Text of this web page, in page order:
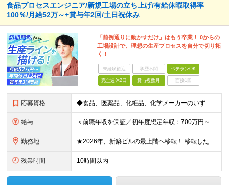
食品プロセスエンジニア/新規工場の立ち上げ/有給休暇取得率
100％/月給52万～+賞与年2回/土日祝休み
「前例通りに動かすだけ」はもう卒業！ 0からの
工場設計で、理想の生産プロセスを自分で切り拓
く！
未経験歓迎 学歴不問 ベテランOK
完全週休2日 賞与複数月 面接1回
応募資格 ◆食品、医薬品、化粧品、化学メーカーのいずれかで、生産技術、プロセス開発の経験(3年以上) ◆高専卒・理系大卒以上 ■□こんな方を歓迎します■□ ・これまでの経験を存分に活かし、裁量大きく働きたい
給与 ＜前職年収を保証／初年度想定年収：700万円～1,600万円＞ ■月給52万円～＋残業代全額支給＋賞与年2回 ※試用期間2ヶ月あり（期間中は月給45万円～、その他の待遇に差異なし） ＼安心のキャリア
勤務地 ★2026年、新築ビルの最上階へ移転！ 移転したばかりのキレイなオフィスでの勤務です 神奈川県横浜市中区港町1丁目1-1 BASEGATE横浜関内タワー33階 ※原則出社となります。 ※本社所在地：
残業時間 10時間以内